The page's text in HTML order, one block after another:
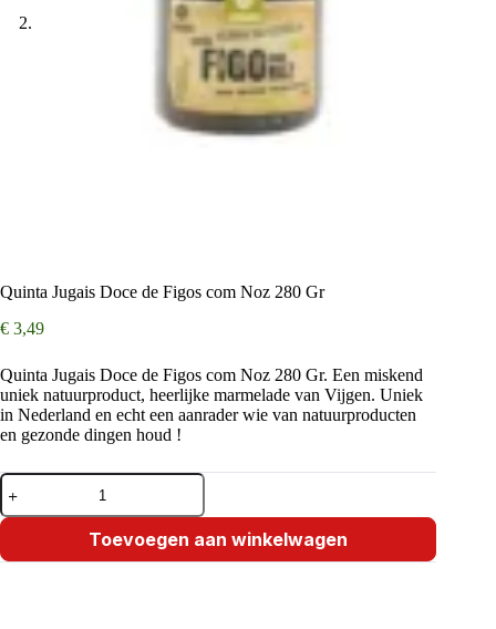
Quinta Jugais Doce de Figos com Noz 280 Gr
€ 3,49
Quinta Jugais Doce de Figos com Noz 280 Gr. Een miskend
uniek natuurproduct, heerlijke marmelade van Vijgen. Uniek
in Nederland en echt een aanrader wie van natuurproducten
en gezonde dingen houd !
Quinta
Jugais
Doce
Figos
Toevoegen aan winkelwagen